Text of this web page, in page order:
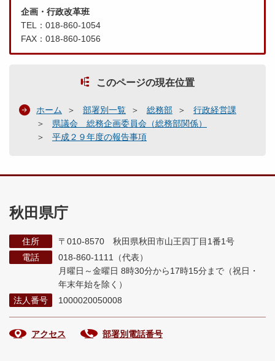
企画・行政改革班
TEL：018-860-1054
FAX：018-860-1056
このページの現在位置
ホーム 部署別一覧 総務部
行政経営課
県議会 総務企画委員会（総務部関係）
平成２９年度の報告事項
秋田県庁
住所
〒010-8570 秋田県秋田市山王四丁目1番1号
電話
018-860-1111（代表）
月曜日～金曜日 8時30分から17時15分まで （祝日・
年末年始を除く）
法人番号
1000020050008
アクセス 部署別電話番号